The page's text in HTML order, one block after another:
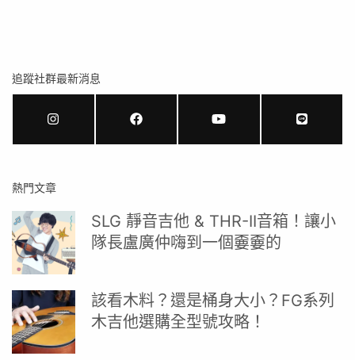
追蹤社群最新消息
熱門文章
SLG 靜音吉他 & THR-II音箱！讓小
隊長盧廣仲嗨到一個嫑嫑的
該看木料？還是桶身大小？FG系列
木吉他選購全型號攻略！